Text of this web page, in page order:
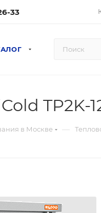
33
TP2K-
в Москве —